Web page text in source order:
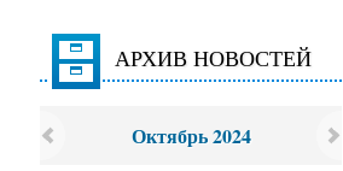
АРХИВ НОВОСТЕЙ
Октябрь 2024